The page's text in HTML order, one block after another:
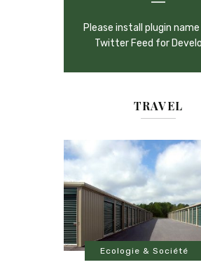
Please install plugin
Twitter Feed for
TRAVEL
Ecologie & Société